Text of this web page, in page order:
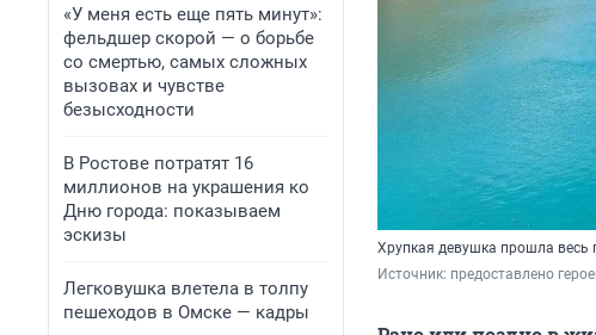
«У меня есть еще пять минут»:
фельдшер скорой — о борьбе
со смертью, самых сложных
вызовах и чувстве
безысходности
В Ростове потратят 16
миллионов на украшения ко
Дню города: показываем
эскизы
Легковушка влетела в толпу
пешеходов в Омске — кадры
Хрупкая девушка прошла весь
Источник: предоставлено